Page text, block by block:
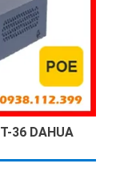
36 DAHUA